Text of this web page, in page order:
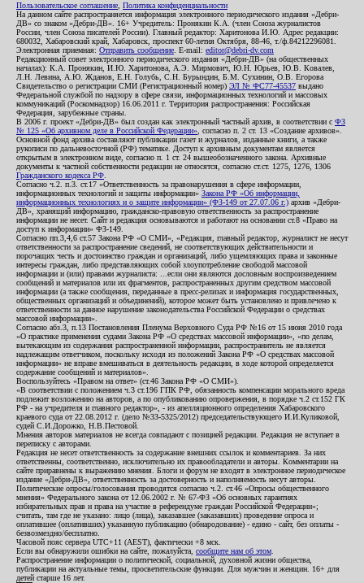
Пользовательское соглашение Политика конфиденциальности
На данном сайте распространяется информация электронного периодического издания «Дебри-
ДВ» со знаком «Дебри-ДВ». 16+ Учредитель: Пронякин К.А. (член Союза журналистов
России, член Союза писателей России). Главный редактор: Харитонова И.Ю. Адрес редакции:
680032, Хабаровский край, Хабаровск, проспект 60-летия Октября, 88-46, т./ф.84212296081.
Электронная приемная: Отправить сообщение . E-mail: editor@debri-dv.com
Редакционный совет электронного периодического издания «Дебри-ДВ» (на общественных
началах): К.А. Пронякин, И.Ю. Харитонова, А.Э. Мирмович, Ю.Н. Юрьев, Ю.В. Ковалев,
Л.Н. Левина, А.Ю. Жданов, Е.Н. Голубь, С.Н. Бурындин, Б.М. Сухинин, О.В. Егорова
Свидетельство о регистрации СМИ (Регистрационный номер) ЭЛ № ФС77-45537 выдано
Федеральной службой по надзору в сфере связи, информационных технологий и массовых
коммуникаций (Роскомнадзор) 16.06.2011 г. Территория распространения: Российская
Федерация, зарубежные страны.
В 2006 г. проект «Дебри-ДВ» был создан как электронный частный архив, в соответствии с ФЗ
№ 125 «Об архивном деле в Российской Федерации» , согласно п. 2 ст. 13 «Создание архивов».
Основной фонд архива составляют публикации газет и журналов, изданные книги, а также
рукописи по дальневосточной (РФ) тематике. Доступ к архивным документам является
открытым в электронном виде, согласно п. 1 ст. 24 вышеобозначенного закона. Архивные
документы к частной собственности редакции не относятся, согласно ст.ст. 1275, 1276, 1306
Гражданского кодекса РФ
Согласно ч.2. п.3. ст.17 «Ответственность за правонарушения в сфере информации,
информационных технологий и защиты информации» Закона РФ «Об информации,
информационных технологиях и о защите информации» (ФЗ-149 от 27.07.06 г.) архив «Дебри-
ДВ», хранящий информацию, гражданско-правовую ответственность за распространение
информации не несет. Сайт и редакция основываются и работают на основании ст.8 «Право на
доступ к информации» ФЗ-149.
Согласно пп.3,4,6 ст.57 Закона РФ «О СМИ», «Редакция, главный редактор, журналист не несут
ответственности за распространение сведений, не соответствующих действительности и
порочащих честь и достоинство граждан и организаций, либо ущемляющих права и законные
интересы граждан, либо представляющих собой злоупотребление свободой массовой
информации и (или) правами журналиста: ...если они являются дословным воспроизведением
сообщений и материалов или их фрагментов, распространенных другим средством массовой
информации (а также сообщения, переданные в пресс-релизах и информация государственных,
общественных организаций и объединений), которое может быть установлено и привлечено к
ответственности за данное нарушение законодательства Российской Федерации о средствах
массовой информации».
Согласно абз.3, п.13 Постановления Пленума Верховного Суда РФ №16 от 15 июня 2010 года
«О практике применения судами Закона РФ «О средствах массовой информации», «по делам,
вытекающим из содержания распространенной информации, распространитель не является
надлежащим ответчиком, поскольку исходя из положений Закона РФ «О средствах массовой
информации» не вправе вмешиваться в деятельность редакции, в ходе которой определяется
содержание сообщений и материалов».
Воспользуйтесь «Правом на ответ» (ст.46 Закона РФ «О СМИ»).
«В соответствии с положением ч.3 ст.196 ГПК РФ, обязанность компенсации морального вреда
подлежит возложению на авторов, а по опубликованию опровержения, в порядке ч.2 ст.152 ГК
РФ - на учредителя и главного редактор», - из апелляционного определения Хабаровского
краевого суда от 22.08.2012 г. (дело №33-5325/2012) председательствующего И.И.Куликовой,
судей С.И.Дорожко, Н.В.Пестовой.
Мнения авторов материалов не всегда совпадают с позицией редакции. Редакция не вступает в
переписку с авторами.
Редакция не несет ответственность за содержание внешних ссылок и комментариев. За них
ответственны, соответственно, исключительно их правообладатели и авторы. Комментарии на
сайте приравнены к выражению мнения. Блоги и форум не входят в электронное периодическое
издание «Дебри-ДВ», ответственность за достоверность и наполняемость несут авторы.
Политические опросы/голосования проводятся согласно ч.2. ст.46 «Опросы общественного
мнения» Федерального закона от 12.06.2002 г. № 67-ФЗ «Об основных гарантиях
избирательных прав и права на участие в референдуме граждан Российской Федерации»;
считать, там где не указано: лицо (лица), заказавшее (заказавших) проведение опроса и
оплатившее (оплативших) указанную публикацию (обнародование) - едино - сайт, без оплаты -
безвозмездно/бесплатно.
Часовой пояс сервера UTC+11 (AEST), фактически +8 мск.
Если вы обнаружили ошибки на сайте, пожалуйста, сообщите нам об этом
Распространение информации о политической, социальной, духовной жизни общества,
публикации на актуальные темы, просветительские функции. Для мужчин и женщин. 16+ для
детей старше 16 лет.